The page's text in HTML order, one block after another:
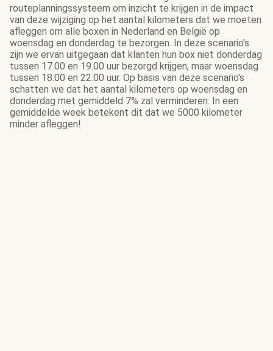
routeplanningssysteem om inzicht te krijgen in de impact
van deze wijziging op het aantal kilometers dat we moeten
afleggen om alle boxen in Nederland en België op
woensdag en donderdag te bezorgen. In deze scenario's
zijn we ervan uitgegaan dat klanten hun box niet donderdag
tussen 17.00 en 19.00 uur bezorgd krijgen, maar woensdag
tussen 18.00 en 22.00 uur. Op basis van deze scenario's
schatten we dat het aantal kilometers op woensdag en
donderdag met gemiddeld 7% zal verminderen. In een
gemiddelde week betekent dit dat we 5000 kilometer
minder afleggen!